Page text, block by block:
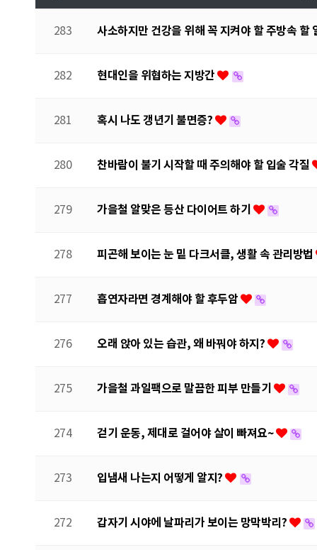
283 사소하지만 건강을 위해 꼭 지켜야 할 주방속 할
282 현대인을 위협하는 지방간
281 혹시 나도 갱년기 불면증?
280 찬바람이 불기 시작할 때 주의해야 할 입술 각질
279 가을철 알맞은 등산 다이어트 하기
278 피곤해 보이는 눈 밑 다크서클, 생활 속 관리방법
277 흡연자라면 경계해야 할 후두암
276 오래 앉아 있는 습관, 왜 바꿔야 하지?
275 가을철 과일팩으로 말끔한 피부 만들기
274 걷기 운동, 제대로 걸어야 살이 빠져요~
273 입냄새 나는지 어떻게 알지?
272 갑자기 시야에 날파리가 보이는 망막박리?